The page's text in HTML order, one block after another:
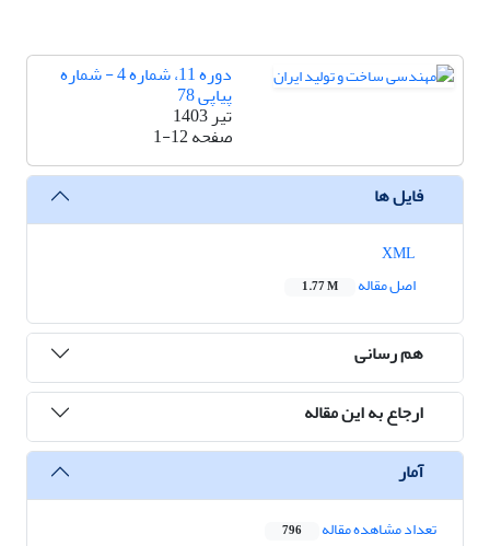
دوره 11، شماره 4 - شماره
پیاپی 78
تیر 1403
صفحه1-12
فایل ها
اصل مقاله
1.77 M
هم رسانی
ارجاع به این مقاله
آمار
تعداد مشاهده مقاله 796